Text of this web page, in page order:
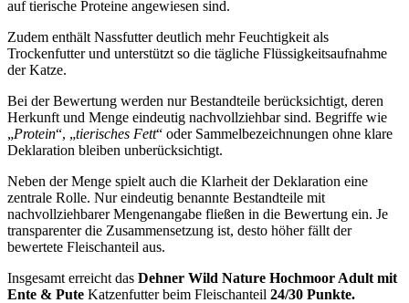
auf tierische Proteine angewiesen sind.
Zudem enthält Nassfutter deutlich mehr Feuchtigkeit als
Trockenfutter und unterstützt so die tägliche Flüssigkeitsaufnahme
der Katze.
Bei der Bewertung werden nur Bestandteile berücksichtigt, deren
Herkunft und Menge eindeutig nachvollziehbar sind. Begriffe wie
„Protein“, „tierisches Fett“ oder Sammelbezeichnungen ohne klare
Deklaration bleiben unberücksichtigt.
Neben der Menge spielt auch die Klarheit der Deklaration eine
zentrale Rolle. Nur eindeutig benannte Bestandteile mit
nachvollziehbarer Mengenangabe fließen in die Bewertung ein. Je
transparenter die Zusammensetzung ist, desto höher fällt der
bewertete Fleischanteil aus.
Insgesamt erreicht das Dehner Wild Nature Hochmoor Adult mit
Ente & Pute Katzenfutterbeim Fleischanteil 24/30 Punkte.